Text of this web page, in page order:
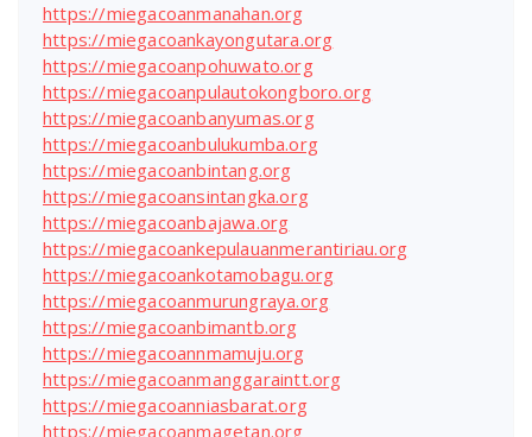
https://miegacoanmanahan.org
https://miegacoankayongutara.org
https://miegacoanpohuwato.org
https://miegacoanpulautokongboro.org
https://miegacoanbanyumas.org
https://miegacoanbulukumba.org
https://miegacoanbintang.org
https://miegacoansintangka.org
https://miegacoanbajawa.org
https://miegacoankepulauanmerantiriau.org
https://miegacoankotamobagu.org
https://miegacoanmurungraya.org
https://miegacoanbimantb.org
https://miegacoannmamuju.org
https://miegacoanmanggaraintt.org
https://miegacoanniasbarat.org
https://miegacoanmagetan.org